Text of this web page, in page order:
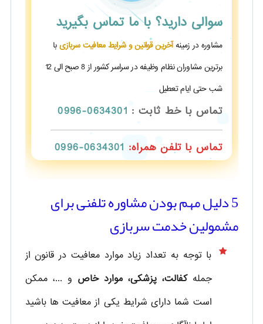
سوالی دارید؟ با ما تماس بگیرید
مشاوره در زمینهآخرین قوانین و شرایط معافیت سربازیبا
برترین مشاوران نظام وظیفه در سراسر کشور از 8 صبح الی 12
شب حتی ایام تعطیل
تماس با خط ثابت : 0634301-0996
تماس با تلفن همراه: 0634301-0996
5 دلیل مهم بودن مشاوره تلفنی برای
مشمولین خدمت سربازی
با توجه به تعداد زیاد موارد معافیت در قانون از
جملهکفالت، پزشکی، موارد خاص و ...، ممکن
است شما دارای شرایط یکی از معافیت ها باشید